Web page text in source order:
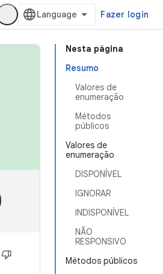
Fazer login
Nesta página
Resumo
Valores de
enumeração
Métodos
públicos
Valores de
enumeração
DISPONÍVEL
IGNORAR
INDISPONÍVEL
NÃO
RESPONSIVO
Métodos públicos